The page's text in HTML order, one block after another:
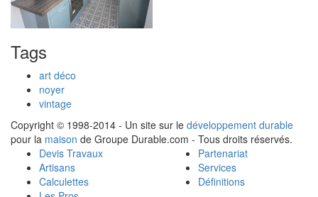
Tags
art déco
noyer
vintage
Copyright © 1998-2014 - Un site sur le développement durable
pour la maison de Groupe Durable.com - Tous droits réservés.
Devis Travaux
Artisans
Calculettes
Partenariat
Services
Définitions